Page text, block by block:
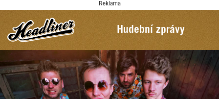
Reklama
Hudební zprávy